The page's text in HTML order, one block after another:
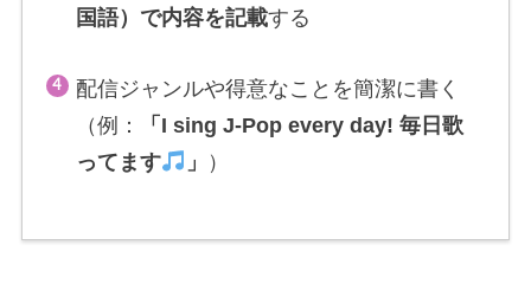
国語）で内容を記載する
配信ジャンルや得意なことを簡潔に書く
（例：
「I sing J-Pop every day! 毎日歌
ってます
」 ）